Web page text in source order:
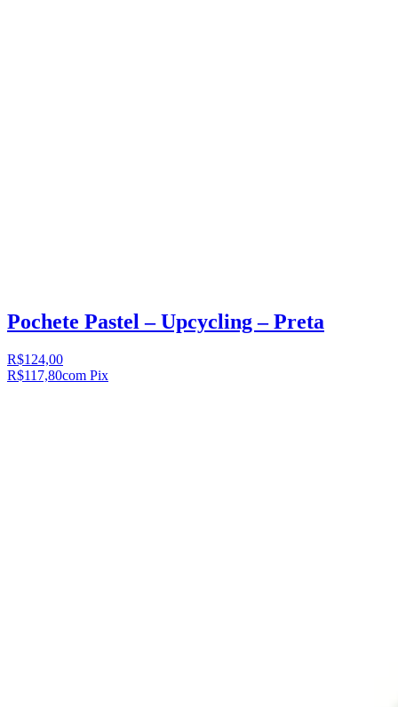
Pochete Pastel – Upcycling – Preta
R$124,00
R$117,80com Pix